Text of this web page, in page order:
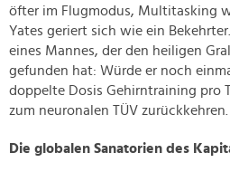
öfter im Flugmodus, Multitasking
Yates geriert sich wie ein
eines Mannes, der den heiligen
gefunden hat: Würde er noch
doppelte Dosis Gehirntraining pro
zum neuronalen TÜV zurückkehren.
Die globalen Sanatorien des